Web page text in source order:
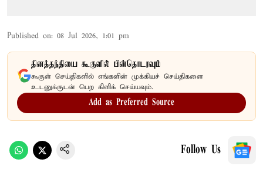
Published on: 08 Jul 2026, 1:01 pm
தினத்தந்தியை கூகுளில் பின்தொடரவும்
கூகுள் செய்திகளில் எங்களின் முக்கியச் செய்திகளை
உடனுக்குடன் பெற கிளிக் செய்யவும்.
Add as Preferred Source
Follow Us